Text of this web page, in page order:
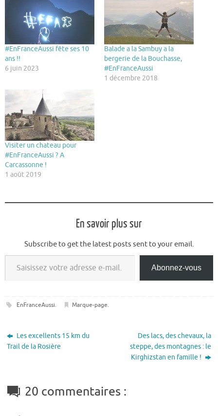
#EnFranceAussi fête ses 10
ans !!
6 juin 2023
Balade a la Sambuy a la
bergerie de la Bouchasse,
#EnFranceAussi
1 décembre 2018
Visiter un chateau pour
#EnFranceAussi ? A
Carcassonne !
1 août 2019
En savoir plus sur
Subscribe to get the latest posts sent to your email.
Saisissez votre adresse e-mail…
Abonnez-vous
EnFranceAussi. Marque-page.
Les excellents 15 km du
Trail de la Rosière
Des lacs, des chevaux, la
steppe, des montagnes : le
Kirghizstan en famille !
20 commentaires :